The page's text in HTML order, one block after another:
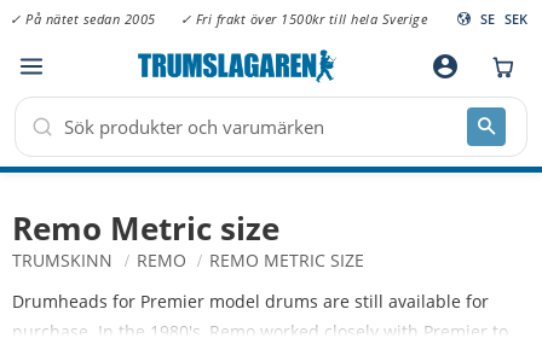
Meny
✓ På nätet sedan 2005 ✓ Fri frakt över 1500kr till hela Sverige SE SEK
account_circle
Remo Metric size
TRUMSKINN REMO
REMO METRIC SIZE
Drumheads for Premier model drums are still available for
purchase. In the 1980's, Remo worked closely with Premier to